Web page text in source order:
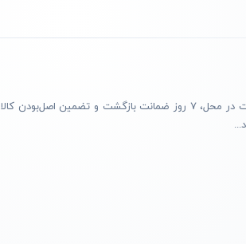
مهد ابزار با بیش از یک دهه تجربه، با پایبندی به سه اصل پرداخت در محل، ۷ روز ضمانت بازگشت و تضمین اصل‌بودن کالا